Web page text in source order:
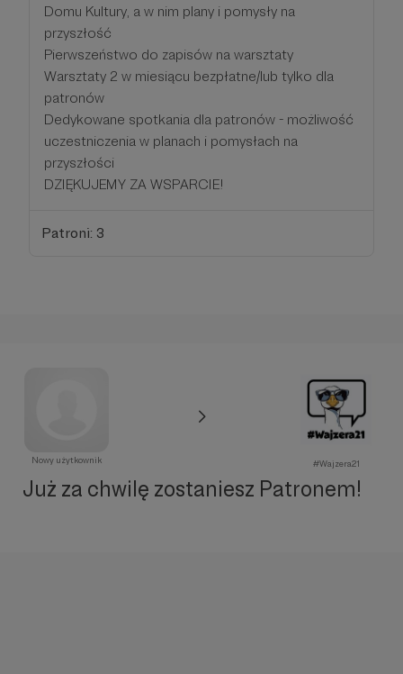
Domu Kultury, a w nim plany i pomysły na
przyszłość
Pierwszeństwo do zapisów na warsztaty
Warsztaty 2 w miesiącu bezpłatne/lub tylko dla
patronów
Dedykowane spotkania dla patronów - możliwość
uczestniczenia w planach i pomysłach na
przyszłości
DZIĘKUJEMY ZA WSPARCIE!
Patroni: 3
Nowy użytkownik #Wajzera21
Już za chwilę zostaniesz Patronem!